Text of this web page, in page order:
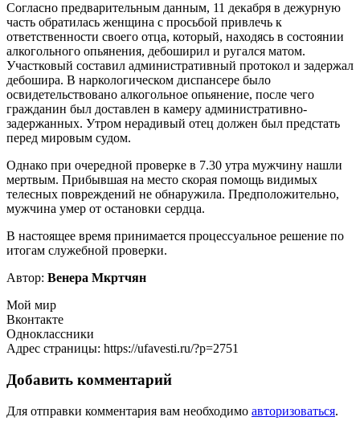
Согласно предварительным данным, 11 декабря в дежурную
часть обратилась женщина с просьбой привлечь к
ответственности своего отца, который, находясь в состоянии
алкогольного опьянения, дебоширил и ругался матом.
Участковый составил административный протокол и задержал
дебошира. В наркологическом диспансере было
освидетельствовано алкогольное опьянение, после чего
гражданин был доставлен в камеру административно-
задержанных. Утром нерадивый отец должен был предстать
перед мировым судом.
Однако при очередной проверке в 7.30 утра мужчину нашли
мертвым. Прибывшая на место скорая помощь видимых
телесных повреждений не обнаружила. Предположительно,
мужчина умер от остановки сердца.
В настоящее время принимается процессуальное решение по
итогам служебной проверки.
Автор: Венера Мкртчян
Мой мир
Вконтакте
Одноклассники
Адрес страницы: https://ufavesti.ru/?p=2751
Добавить комментарий
Для отправки комментария вам необходимо авторизоваться.